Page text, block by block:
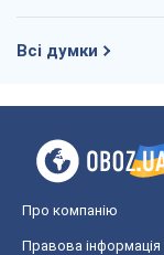
Всі думки
Про компанію
Правова інформація